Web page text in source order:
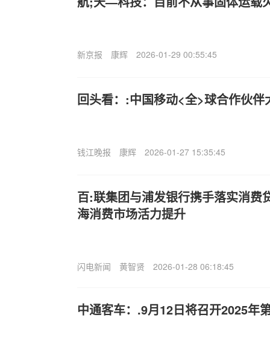
新京报 康辉 2026-01-29 00:55:45
回头看：:中国移动<全>球合作伙伴
钱江晚报 康辉 2026-01-27 15:35:45
百:联集团与浦发银行携手落实消费
海消费市场活力提升
闪电新闻 黄智贤 2026-01-28 06:18:45
中通客车：.9月12日将召开2025年